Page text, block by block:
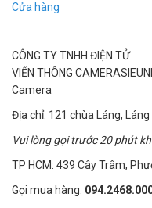
Vision —— Máy ảnh
không phát sáng khi
ràng để xem toàn bộ
Thông số kỹ thuật
l Chất liệu: Thép
l Bộ nhớ trong: 32GB
hồng ngoại IR
Cửa hàng
CÔNG TY TNHH ĐIỆN TỬ
VIẾN THÔNG
Camera
Địa chỉ: 121 chùa Láng,
Vui lòng gọi trước 20 phút
TP HCM: 439 Cây Trâm,
Gọi mua hàng: